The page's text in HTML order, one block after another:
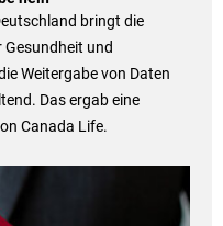
bringt die
und
Weitergabe von Daten
Das ergab eine
Canada Life.